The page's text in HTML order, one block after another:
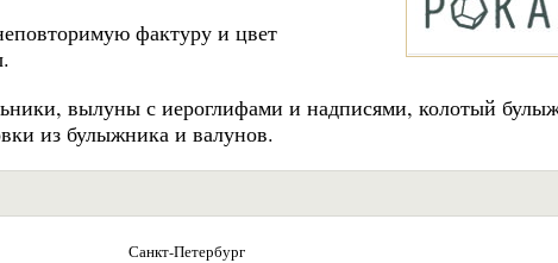
фактуру и цвет
вылуны с иероглифами и надписями, колотый
из булыжника и валунов.
Санкт-Петербург